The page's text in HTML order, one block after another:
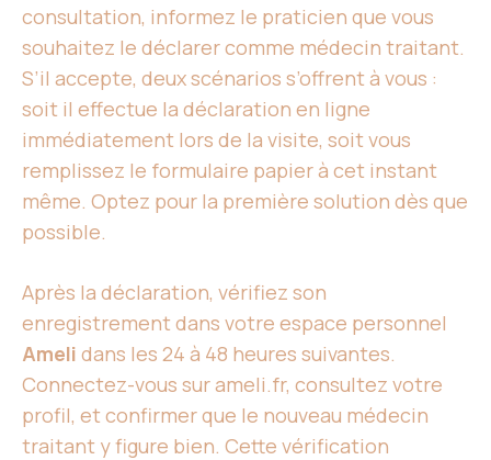
consultation, informez le praticien que vous
souhaitez le déclarer comme médecin traitant.
S’il accepte, deux scénarios s’offrent à vous :
soit il effectue la déclaration en ligne
immédiatement lors de la visite, soit vous
remplissez le formulaire papier à cet instant
même. Optez pour la première solution dès que
possible.
Après la déclaration, vérifiez son
enregistrement dans votre espace personnel
Ameli dans les 24 à 48 heures suivantes.
Connectez-vous sur ameli.fr, consultez votre
profil, et confirmer que le nouveau médecin
traitant y figure bien. Cette vérification